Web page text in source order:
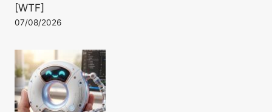
[WTF]
07/08/2026